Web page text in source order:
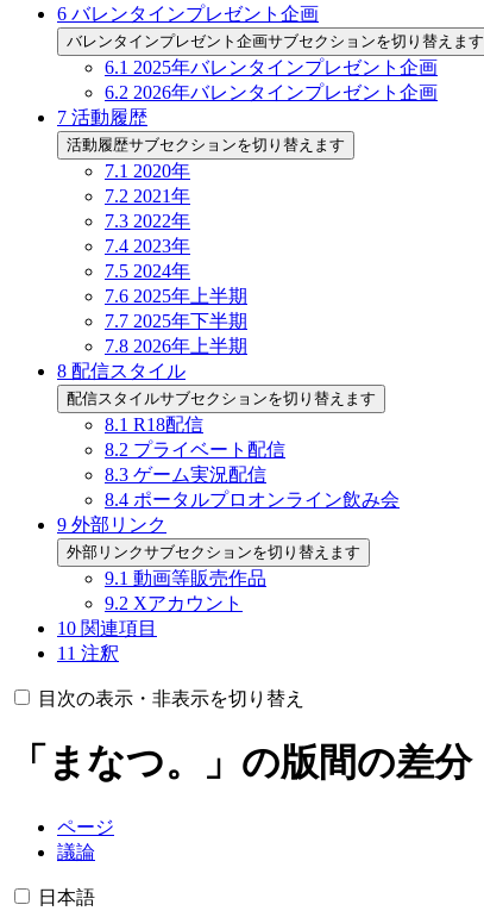
6 バレンタインプレゼント企画
バレンタインプレゼント企画サブセクションを切り替えます
6.1 2025年バレンタインプレゼント企画
6.2 2026年バレンタインプレゼント企画
7 活動履歴
活動履歴サブセクションを切り替えます
7.1 2020年
7.2 2021年
7.3 2022年
7.4 2023年
7.5 2024年
7.6 2025年上半期
7.7 2025年下半期
7.8 2026年上半期
8 配信スタイル
配信スタイルサブセクションを切り替えます
8.1 R18配信
8.2 プライベート配信
8.3 ゲーム実況配信
8.4 ポータルプロオンライン飲み会
9 外部リンク
外部リンクサブセクションを切り替えます
9.1 動画等販売作品
9.2 Xアカウント
10 関連項目
11 注釈
目次の表示・非表示を切り替え
「まなつ。」の版間の差分
ページ
議論
日本語